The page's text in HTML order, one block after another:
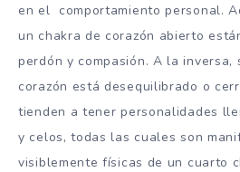
en el comportamiento personal.
un chakra de corazón abierto
perdón y compasión. A la inversa,
corazón está desequilibrado o
tienden a tener personalidades
y celos, todas las cuales son
visiblemente físicas de un cuarto